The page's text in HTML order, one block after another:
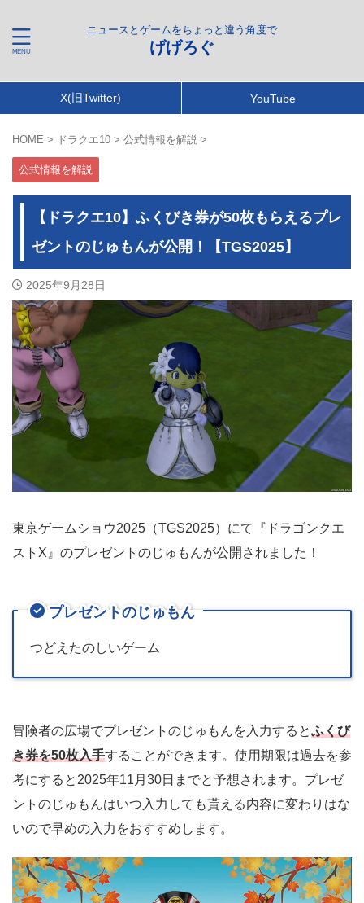
ニュースとゲームをちょっと違う角度で
げげろぐ
X(旧Twitter) YouTube
HOME > ドラクエ10 > 公式情報を解説 >
公式情報を解説
【ドラクエ10】ふくびき券が50枚もらえるプレ
ゼントのじゅもんが公開！【TGS2025】
2025年9月28日
東京ゲームショウ2025（TGS2025）にて『ドラゴンクエ
ストX』のプレゼントのじゅもんが公開されました！
プレゼントのじゅもん
つどえたのしいゲーム
冒険者の広場でプレゼントのじゅもんを入力するとふくび
き券を50枚入手することができます。使用期限は過去を参
考にすると2025年11月30日までと予想されます。プレゼ
ントのじゅもんはいつ入力しても貰える内容に変わりはな
いので早めの入力をおすすめします。